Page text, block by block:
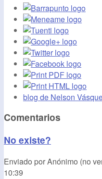
blog de Nelson
Comentarios
No existe?
Enviado porAnónimo (no
10:39